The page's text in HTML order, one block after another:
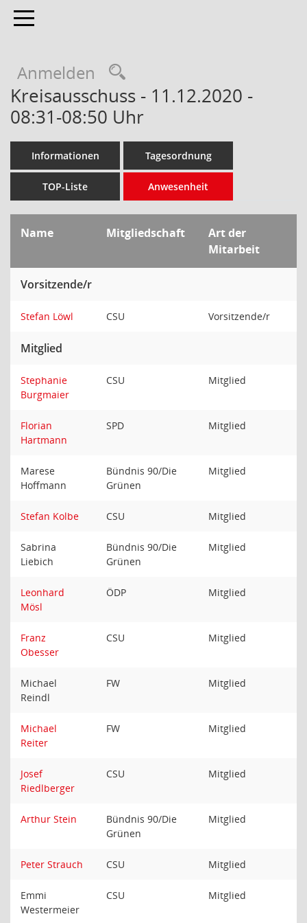
Toggle navigation
Anmelden
Kreisausschuss - 11.12.2020 -
08:31-08:50 Uhr
Informationen Tagesordnung
TOP-Liste Anwesenheit
Name Mitgliedschaft
Art der
Mitarbeit
Vorsitzende/r
Stefan Löwl CSU Vorsitzende/r
Mitglied
Stephanie
Burgmaier
CSU Mitglied
Florian
Hartmann
SPD Mitglied
Marese
Hoffmann
Bündnis 90/Die
Grünen
Mitglied
Stefan Kolbe CSU Mitglied
Sabrina
Liebich
Bündnis 90/Die
Grünen
Mitglied
Leonhard
Mösl
ÖDP Mitglied
Franz
Obesser
CSU Mitglied
Michael
Reindl
FW Mitglied
Michael
Reiter
FW Mitglied
Josef
Riedlberger
CSU Mitglied
Arthur Stein
Bündnis 90/Die
Grünen
Mitglied
Peter Strauch CSU Mitglied
Emmi
Westermeier
CSU Mitglied